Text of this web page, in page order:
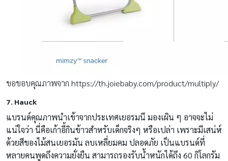
ขอขอบคุณภาพจาก https://th.joiebaby.com/product/multiply/
7. Hauck
แบรนด์คุณภาพนำเข้าจากประเทศเยอรมนี มองเผิน ๆ อาจจะไม่
แน่ใจว่า นี่คือเก้าอี้กินข้าวสำหรับเด็กจริงๆ หรือเปล่า เพราะมีเสน่ห์
ด้วยสีของไม้สนเยอรมัน ลบเหลี่ยมคม ปลอดภัย เป็นแบรนด์ที่
หลายคนพูดถึงความยั่งยืน สามารถรองรับน้ำหนักได้ถึง 60 กิโลกรัม